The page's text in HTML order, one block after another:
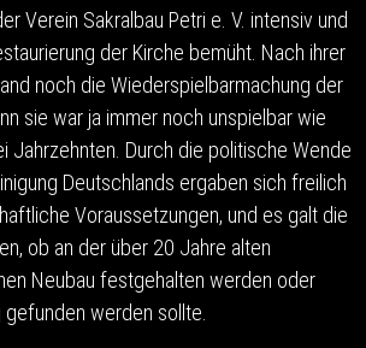
Verein Sakralbau Petri e. V. intensiv und
der Kirche bemüht. Nach ihrer
noch die Wiederspielbarmachung der
sie war ja immer noch unspielbar wie
Jahrzehnten. Durch die politische Wende
Deutschlands ergaben sich freilich
Voraussetzungen, und es galt die
ob an der über 20 Jahre alten
Neubau festgehalten werden oder
gefunden werden sollte.